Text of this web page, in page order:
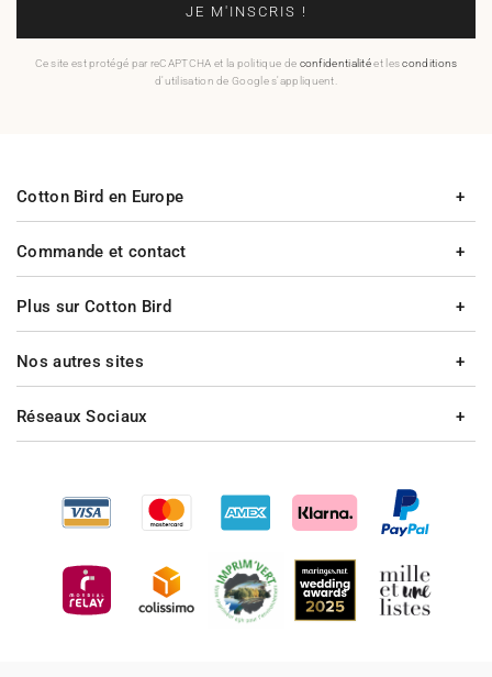
JE M'INSCRIS !
Ce site est protégé par reCAPTCHA et la politique de confidentialitéet lesconditions
d'utilisation de Google s'appliquent.
Commande et contact
Plus sur Cotton Bird
Cotton Bird en Europe
Nos autres sites
Réseaux Sociaux